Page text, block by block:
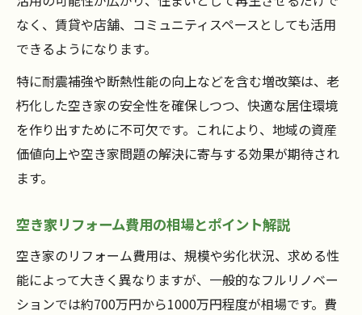
違い
空き家再生時に使える補助金の申請ポイン
補助金活用で空き家リフォーム費用を抑え
る方法
空き家リフォーム補助金の注意点とデメリ
空き家の老朽化チェックポイントと対策の
流れ
空き家再生に必要な耐震・断熱強化の具体
策
なく、賃貸や店舗、コミュニティスペースとしても活用
できるようになります。
特に耐震補強や断熱性能の向上などを含む増改築は、老
朽化した空き家の安全性を確保しつつ、快適な居住環境
を作り出すために不可欠です。これにより、地域の資産
価値向上や空き家問題の解決に寄与する効果が期待され
ます。
空き家リフォーム費用の相場とポイント解説
空き家のリフォーム費用は、規模や劣化状況、求める性
能によって大きく異なりますが、一般的なフルリノベー
ションでは約700万円から1000万円程度が相場です。費